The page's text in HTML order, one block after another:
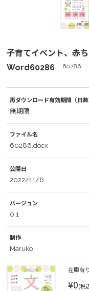
子育てイベント、赤
Word60286
60286
再ダウンロード有効期間（日数
無期限
ファイル名
60286.docx
公開日
2022/11/6
バージョン
0.1
制作
Maruko
在庫有り
¥0(税